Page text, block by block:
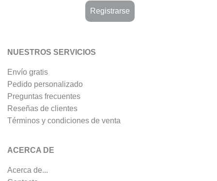
NUESTROS SERVICIOS
Envío gratis
Pedido personalizado
Preguntas frecuentes
Reseñas de clientes
Términos y condiciones de venta
ACERCA DE
Acerca de...